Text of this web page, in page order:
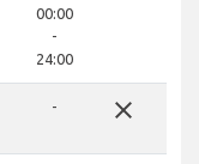
00:00
-
24:00
- close